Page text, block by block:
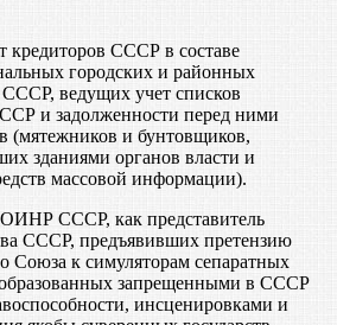
кредиторов СССР в составе
городских и районных
СССР, ведущих учет списков
и задолженности перед ними
(мятежников и бунтовщиков,
зданиями органов власти и
массовой информации).
СССР, как представитель
СССР, предъявивших претензию
Союза к симуляторам сепаратных
образованных запрещенными в СССР
инсценировками и